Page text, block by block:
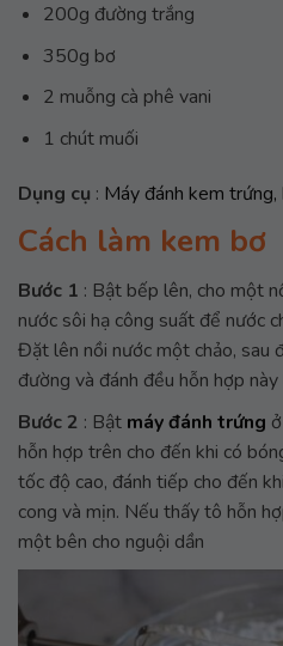
200g đường trắng
350g bơ
2 muỗng cà phê vani
1 chút muối
Dụng cụ : Máy đánh kem trứng,
Cách làm kem bơ
Bước 1 : Bật bếp lên, cho một
nước sôi hạ công suất để nước
Đặt lên nồi nước một chảo, sau
đường và đánh đều hỗn hợp này
Bước 2 : Bật máy đánh trứng
hỗn hợp trên cho đến khi có
tốc độ cao, đánh tiếp cho đến
cong và mịn. Nếu thấy tô hỗn
một bên cho nguội dần